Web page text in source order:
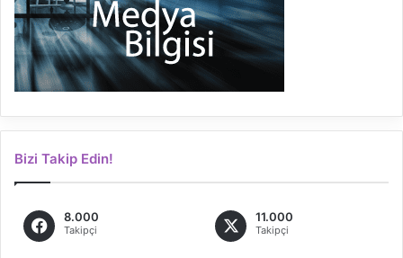
Bizi Takip Edin!
8.000
Takipçi
11.000
Takipçi